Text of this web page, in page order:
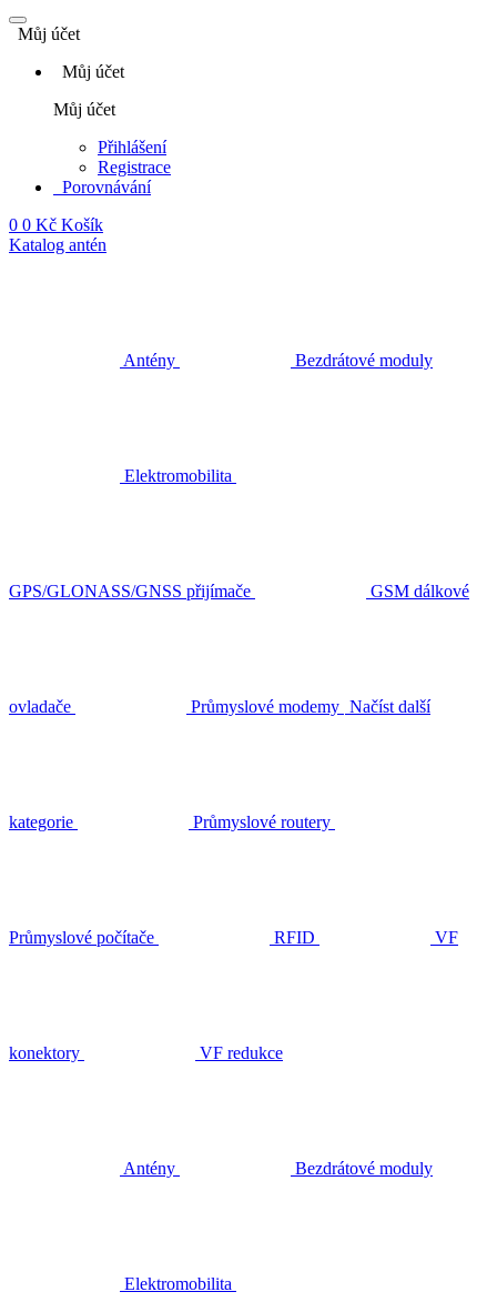
Můj účet
Můj účet
Můj účet
Přihlášení
Registrace
Porovnávání
0 0 Kč Košík
Katalog antén
Antény Bezdrátové moduly
Elektromobilita
GPS/GLONASS/GNSS přijímače GSM dálkové
ovladače Průmyslové modemy Načíst další
kategorie Průmyslové routery
Průmyslové počítače RFID VF
konektory VF redukce
Antény Bezdrátové moduly
Elektromobilita